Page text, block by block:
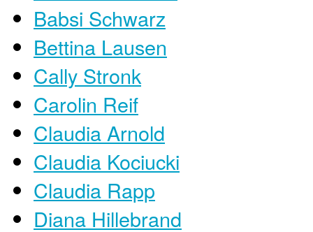
Babsi Schwarz
Bettina Lausen
Cally Stronk
Carolin Reif
Claudia Arnold
Claudia Kociucki
Claudia Rapp
Diana Hillebrand